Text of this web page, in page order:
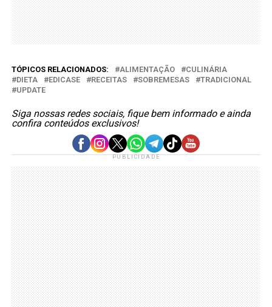
TÓPICOS RELACIONADOS: ALIMENTAÇÃO
CULINÁRIA
DIETA
EDICASE RECEITAS SOBREMESAS
TRADICIONAL
UPDATE
Siga nossas redes sociais, fique bem informado e ainda
confira conteúdos exclusivos!
PUBLICIDADE